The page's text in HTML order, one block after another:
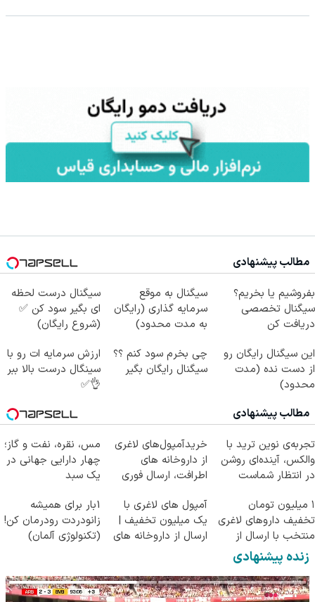
مطالب پیشنهادی
بفروشیم یا بخریم؟
سیگنال تخصصی
دریافت کن
سیگنال به موقع
سرمایه گذاری (رایگان
به مدت محدود)
سیگنال درست لحظه
ای بگیر سود کن ✅
(شروع رایگان)
این سیگنال رایگان رو
از دست نده (مدت
محدود)
چی بخرم سود کنم ؟؟
سیگنال رایگان بگیر
ارزش سرمایه ات رو با
سینگال درست بالا ببر
👌✅
مطالب پیشنهادی
تجربه‌ی نوین ترید با
والکس، آینده‌ای روشن
در انتظار شماست
خریدآمپول‌های لاغری
از داروخانه های
اطرافت، ارسال فوری
مس، نقره، نفت و گاز؛
چهار دارایی جهانی در
یک سبد
۱ میلیون تومان
تخفیف داروهای لاغری
منتخب با ارسال از
داروخانه نزدیکت
آمپول های لاغری با
یک میلیون تخفیف |
ارسال از داروخانه های
1بار برای همیشه
زانودردت رودرمان کن!
(تکنولوژی آلمان)
زنده پیشنهادی